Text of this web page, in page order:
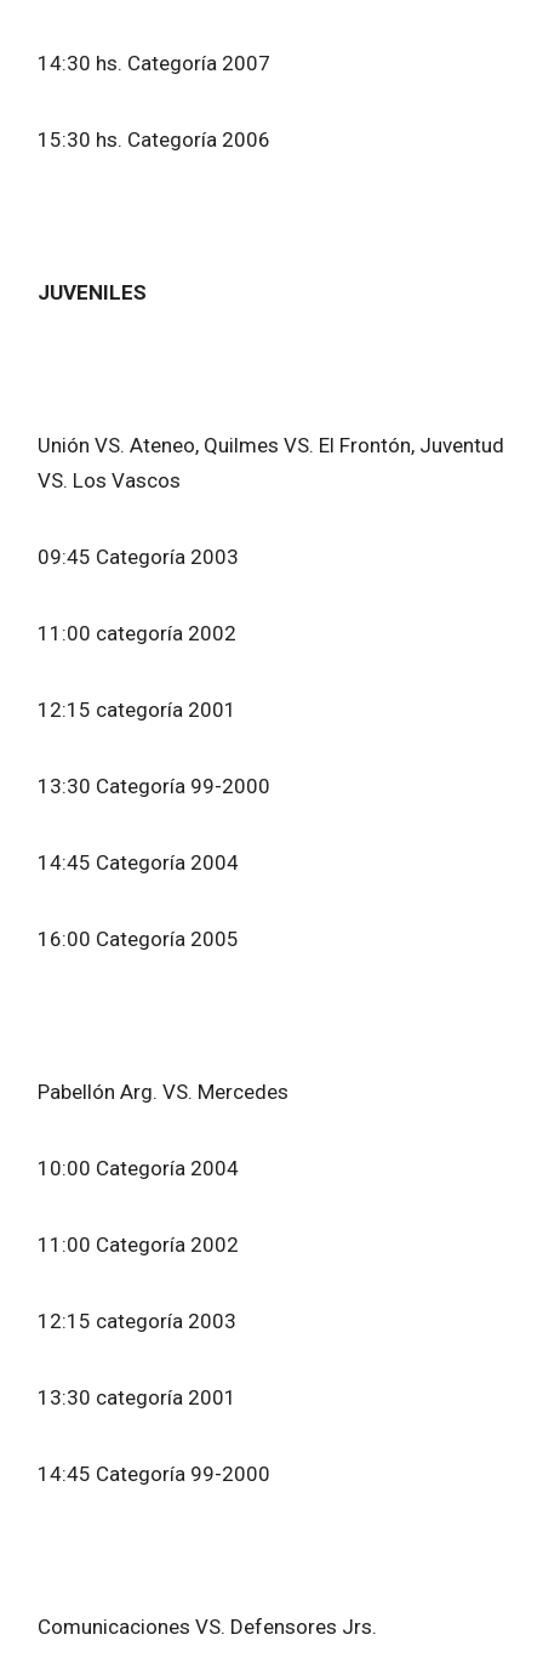
14:30 hs. Categoría 2007
15:30 hs. Categoría 2006
JUVENILES
Unión VS. Ateneo, Quilmes VS. El Frontón, Juventud
VS. Los Vascos
09:45 Categoría 2003
11:00 categoría 2002
12:15 categoría 2001
13:30 Categoría 99-2000
14:45 Categoría 2004
16:00 Categoría 2005
Pabellón Arg. VS. Mercedes
10:00 Categoría 2004
11:00 Categoría 2002
12:15 categoría 2003
13:30 categoría 2001
14:45 Categoría 99-2000
Comunicaciones VS. Defensores Jrs.